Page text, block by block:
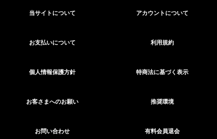
当サイトについて アカウントについて
お支払いについて 利用規約
個人情報保護方針 特商法に基づく表示
お客さまへのお願い 推奨環境
お問い合わせ 有料会員退会